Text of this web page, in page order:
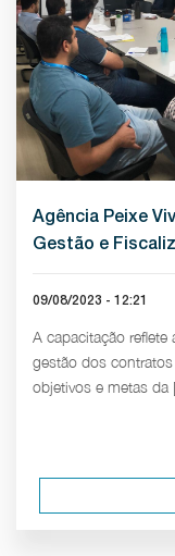
Agência Peixe
Gestão e
09/08/2023 - 12:21
A capacitação
gestão dos
objetivos e metas da